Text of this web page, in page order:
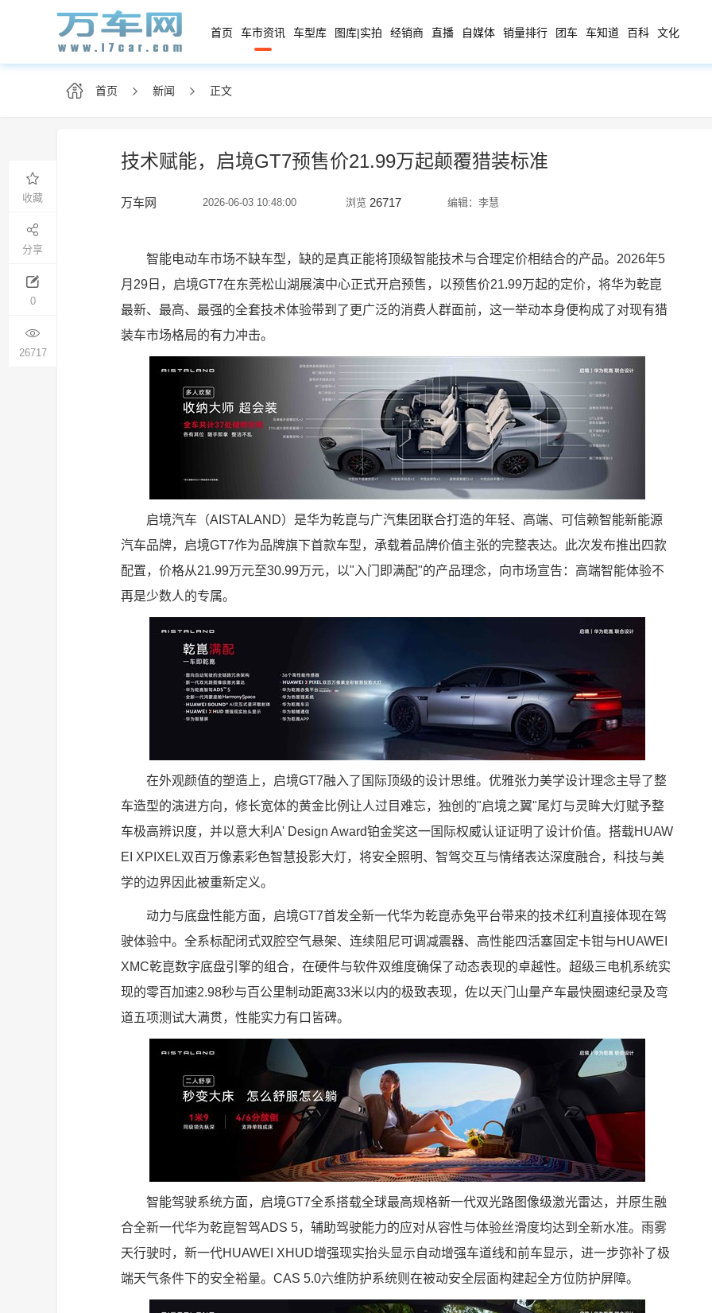
首页 车市资讯 车型库 图库|实拍 经销商 直播 自媒体 销量排行 团车 车知道 百科 文化
首页 新闻 正文
技术赋能，启境GT7预售价21.99万起颠覆猎装标准
万车网 2026-06-03 10:48:00 浏览 26717 编辑：李慧
收藏
分享
0
26717
智能电动车市场不缺车型，缺的是真正能将顶级智能技术与合理定价相结合的产品。2026年5
月29日，启境GT7在东莞松山湖展演中心正式开启预售，以预售价21.99万起的定价，将华为乾崑
最新、最高、最强的全套技术体验带到了更广泛的消费人群面前，这一举动本身便构成了对现有猎
装车市场格局的有力冲击。
启境汽车（AISTALAND）是华为乾崑与广汽集团联合打造的年轻、高端、可信赖智能新能源
汽车品牌，启境GT7作为品牌旗下首款车型，承载着品牌价值主张的完整表达。此次发布推出四款
配置，价格从21.99万元至30.99万元，以"入门即满配"的产品理念，向市场宣告：高端智能体验不
再是少数人的专属。
在外观颜值的塑造上，启境GT7融入了国际顶级的设计思维。优雅张力美学设计理念主导了整
车造型的演进方向，修长宽体的黄金比例让人过目难忘，独创的"启境之翼"尾灯与灵眸大灯赋予整
车极高辨识度，并以意大利A' Design Award铂金奖这一国际权威认证证明了设计价值。搭载HUAW
EI XPIXEL双百万像素彩色智慧投影大灯，将安全照明、智驾交互与情绪表达深度融合，科技与美
学的边界因此被重新定义。
动力与底盘性能方面，启境GT7首发全新一代华为乾崑赤兔平台带来的技术红利直接体现在驾
驶体验中。全系标配闭式双腔空气悬架、连续阻尼可调减震器、高性能四活塞固定卡钳与HUAWEI
XMC乾崑数字底盘引擎的组合，在硬件与软件双维度确保了动态表现的卓越性。超级三电机系统实
现的零百加速2.98秒与百公里制动距离33米以内的极致表现，佐以天门山量产车最快圈速纪录及弯
道五项测试大满贯，性能实力有口皆碑。
智能驾驶系统方面，启境GT7全系搭载全球最高规格新一代双光路图像级激光雷达，并原生融
合全新一代华为乾崑智驾ADS 5，辅助驾驶能力的应对从容性与体验丝滑度均达到全新水准。雨雾
天行驶时，新一代HUAWEI XHUD增强现实抬头显示自动增强车道线和前车显示，进一步弥补了极
端天气条件下的安全裕量。CAS 5.0六维防护系统则在被动安全层面构建起全方位防护屏障。